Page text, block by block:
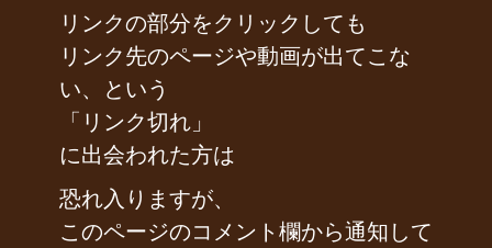
リンクの部分をクリックしても
リンク先のページや動画が出てこな
い、という
「リンク切れ」
に出会われた方は
恐れ入りますが、
このページのコメント欄から通知して